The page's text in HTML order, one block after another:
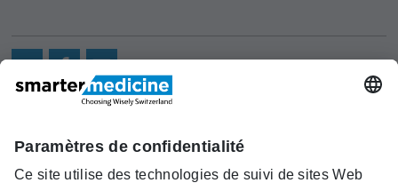
smarter
medicine?
Recherche
Contact
c/o Société Suisse de Médécine
Interne Générale